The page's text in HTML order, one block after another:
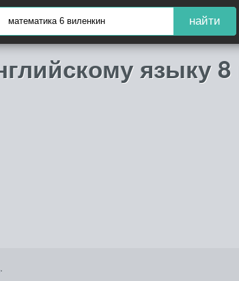
найти
языку 8
.